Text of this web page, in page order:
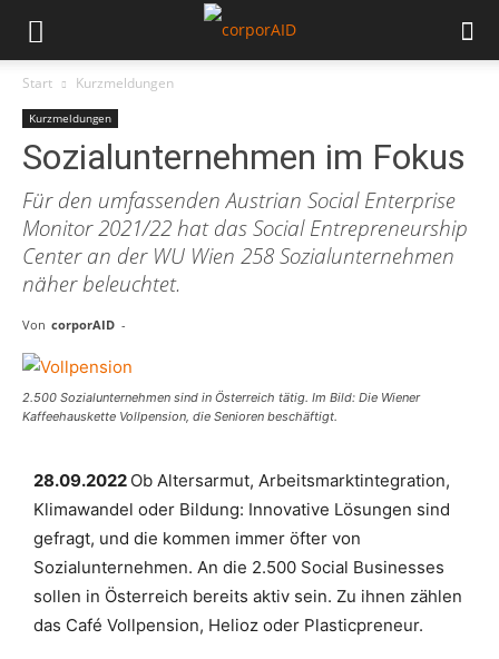
Start Kurzmeldungen
Kurzmeldungen
Sozialunternehmen im Fokus
Für den umfassenden Austrian Social Enterprise
Monitor 2021/22 hat das Social Entrepreneurship
Center an der WU Wien 258 Sozialunternehmen
näher beleuchtet.
Von corporAID -
2.500 Sozialunternehmen sind in Österreich tätig. Im Bild: Die Wiener
Kaffeehauskette Vollpension, die Senioren beschäftigt.
28.09.2022 Ob Altersarmut, Arbeitsmarktintegration,
Klimawandel oder Bildung: Innovative Lösungen sind
gefragt, und die kommen immer öfter von
Sozialunternehmen. An die 2.500 Social Businesses
sollen in Österreich bereits aktiv sein. Zu ihnen zählen
das Café Vollpension, Helioz oder Plasticpreneur.